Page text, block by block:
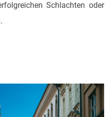
Schlachten oder